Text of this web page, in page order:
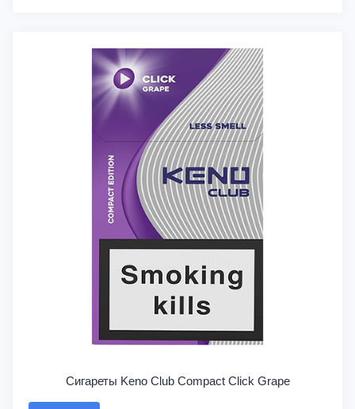
Сигареты Keno Club Compact Click Grape